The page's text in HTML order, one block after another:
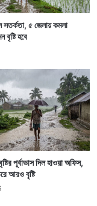
সতর্কতা, ৫ জেলায় কমলা
হবে
পূর্বাভাস দিল হাওয়া অফিস,
আরও বৃষ্টি